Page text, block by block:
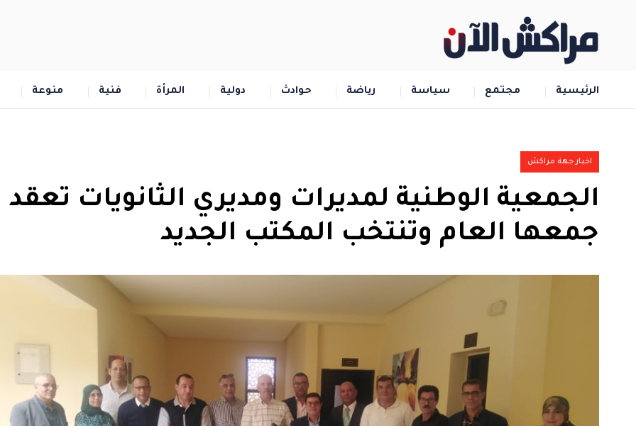
الرئيسية مجتمع سياسة رياضة حوادث دولية المرأة فنية منوعة
اخبار جهة مراكش
الجمعية الوطنية لمديرات ومديري الثانويات تعقد
جمعها العام وتنتخب المكتب الجديد